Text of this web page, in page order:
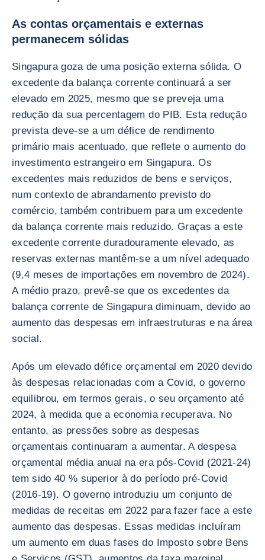
As contas orçamentais e externas
permanecem sólidas
Singapura goza de uma posição externa sólida. O
excedente da balança corrente continuará a ser
elevado em 2025, mesmo que se preveja uma
redução da sua percentagem do PIB. Esta redução
prevista deve-se a um défice de rendimento
primário mais acentuado, que reflete o aumento do
investimento estrangeiro em Singapura. Os
excedentes mais reduzidos de bens e serviços,
num contexto de abrandamento previsto do
comércio, também contribuem para um excedente
da balança corrente mais reduzido. Graças a este
excedente corrente duradouramente elevado, as
reservas externas mantêm-se a um nível adequado
(9,4 meses de importações em novembro de 2024).
A médio prazo, prevê-se que os excedentes da
balança corrente de Singapura diminuam, devido ao
aumento das despesas em infraestruturas e na área
social.
Após um elevado défice orçamental em 2020 devido
às despesas relacionadas com a Covid, o governo
equilibrou, em termos gerais, o seu orçamento até
2024, à medida que a economia recuperava. No
entanto, as pressões sobre as despesas
orçamentais continuaram a aumentar. A despesa
orçamental média anual na era pós-Covid (2021-24)
tem sido 40 % superior à do período pré-Covid
(2016-19). O governo introduziu um conjunto de
medidas de receitas em 2022 para fazer face a este
aumento das despesas. Essas medidas incluíram
um aumento em duas fases do Imposto sobre Bens